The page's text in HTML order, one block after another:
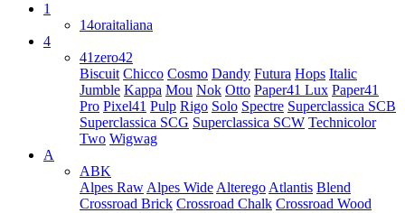
1
14oraitaliana
4
41zero42
Biscuit Chicco Cosmo Dandy Futura Hops Italic
Jumble Kappa Mou Nok Otto Paper41 Lux Paper41
Pro Pixel41 Pulp Rigo Solo Spectre Superclassica SCB
Superclassica SCG Superclassica SCW Technicolor
Two Wigwag
A
ABK
Alpes Raw Alpes Wide Alterego Atlantis Blend
Crossroad Brick Crossroad Chalk Crossroad Wood